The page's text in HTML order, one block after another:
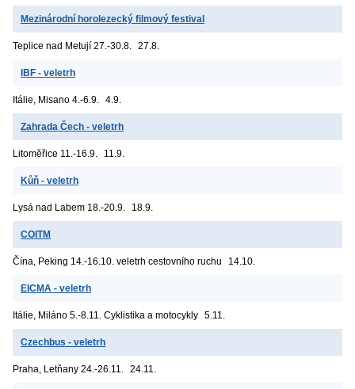
Mezinárodní horolezecký filmový festival
Teplice nad Metují 27.-30.8. 27.8.
IBF - veletrh
Itálie, Misano 4.-6.9. 4.9.
Zahrada Čech - veletrh
Litoměřice 11.-16.9. 11.9.
Kůň - veletrh
Lysá nad Labem 18.-20.9. 18.9.
COITM
Čína, Peking 14.-16.10. veletrh cestovního ruchu 14.10.
EICMA - veletrh
Itálie, Miláno 5.-8.11. Cyklistika a motocykly 5.11.
Czechbus - veletrh
Praha, Letňany 24.-26.11. 24.11.